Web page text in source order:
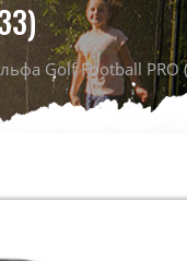
Golf Football PRO